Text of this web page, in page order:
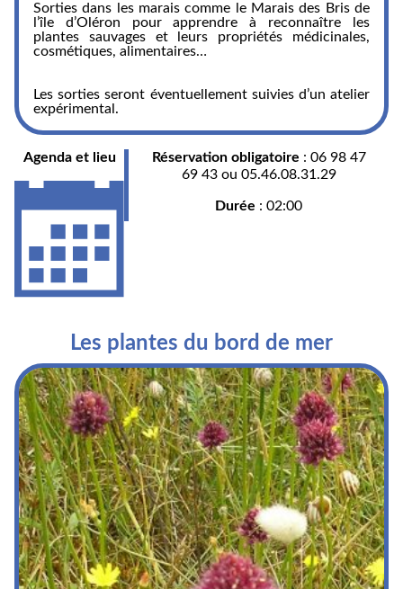
Sorties dans les marais comme le Marais des Bris de
l’île d’Oléron pour apprendre à reconnaître les
plantes sauvages et leurs propriétés médicinales,
cosmétiques, alimentaires…
Les sorties seront éventuellement suivies d’un atelier
expérimental.
Agenda et lieu Réservation obligatoire : 06 98 47
69 43 ou 05.46.08.31.29
Durée : 02:00
Les plantes du bord de mer